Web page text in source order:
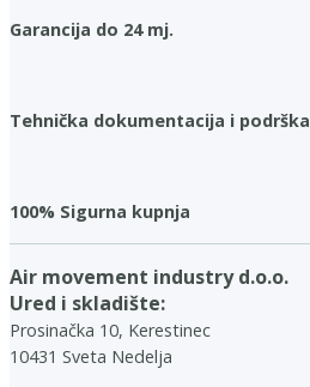
Garancija do 24 mj.
Tehnička dokumentacija i podrška
100% Sigurna kupnja
Air movement industry d.o.o.
Ured i skladište:
Prosinačka 10, Kerestinec
10431 Sveta Nedelja